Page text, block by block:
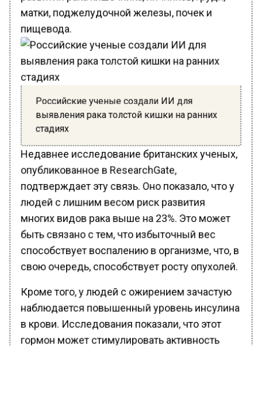
матки, поджелудочной железы, почек и
пищевода.
Российские ученые создали ИИ для
выявления рака толстой кишки на ранних
стадиях
Недавнее исследование британских ученых,
опубликованное в ResearchGate,
подтверждает эту связь. Оно показало, что у
людей с лишним весом риск развития
многих видов рака выше на 23%. Это может
быть связано с тем, что избыточный вес
способствует воспалению в организме, что, в
свою очередь, способствует росту опухолей.
Кроме того, у людей с ожирением зачастую
наблюдается повышенный уровень инсулина
в крови. Исследования показали, что этот
гормон может стимулировать активность